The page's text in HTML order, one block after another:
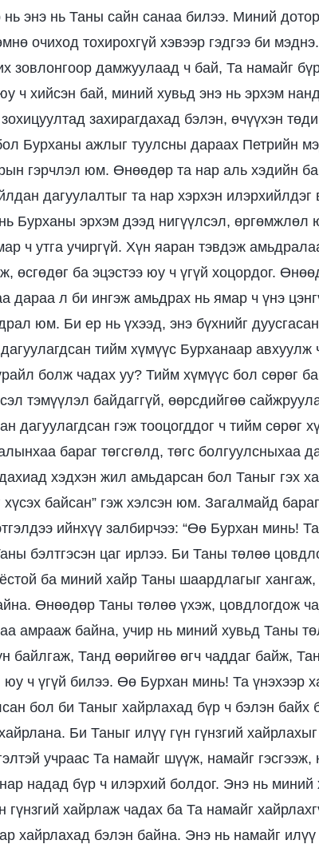
нь энэ нь Таны сайн санаа билээ. Миний
очиход тохирохгүй хэвээр гэдгээ би
зовлонгоор дамжуулаад ч бай, Та намайг
ч хийсэн бай, миний хувьд энэ нь эрхэм
захирагдахад бэлэн, өчүүхэн
Бурханы ажлыг туулсны дараах Петрийн
гэрчлэл юм. Өнөөдөр та нар аль хэдийн
дагуулалтыг та нар хэрхэн
Бурханы эрхэм дээд нигүүлсэл,
ч утга учиргүй. Хүн яаран тэвдэж
өсгөдөг ба эцэстээ юу ч үгүй хоцордог.
дараа л би ингэж амьдрах нь ямар ч үнэ
юм. Би ер нь үхээд, энэ бүхнийг
тийм хүмүүс Бурханаар авхуулж
болж чадах уу? Тийм хүмүүс бол сөрөг
тэмүүлэл байдаггүй, өөрсдийгөө
дагуулагдсан гэж тооцогддог ч тийм сөрөг
бараг төгсгөлд, төгс болгуулсныхаа
хэдхэн жил амьдарсан бол Таныг гэх
хүсэх байсан” гэж хэлсэн юм. Загалмайд
ийнхүү залбирчээ: “Өө Бурхан минь!
бэлтгэсэн цаг ирлээ. Би Таны төлөө
ёстой ба миний хайр Таны шаардлагыг
Өнөөдөр Таны төлөө үхэж, цовдлогдож
амрааж байна, учир нь миний хувьд Таны
байлгаж, Танд өөрийгөө өгч чаддаг байж,
юу ч үгүй билээ. Өө Бурхан минь! Та үнэхээр
бол би Таныг хайрлахад бүр ч бэлэн байх
Би Таныг илүү гүн гүнзгий
учраас Та намайг шүүж, намайг гэсгээж,
надад бүр ч илэрхий болдог. Энэ нь
гүнзгий хайрлаж чадах ба Та намайг
хайрлахад бэлэн байна. Энэ нь намайг илүү